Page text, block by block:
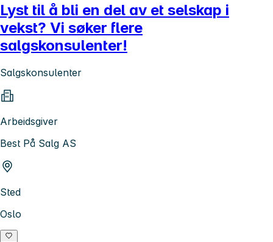
Lyst til å bli en del av et selskap i
vekst? Vi søker flere
salgskonsulenter!
Salgskonsulenter
Arbeidsgiver
Best På Salg AS
Sted
Oslo